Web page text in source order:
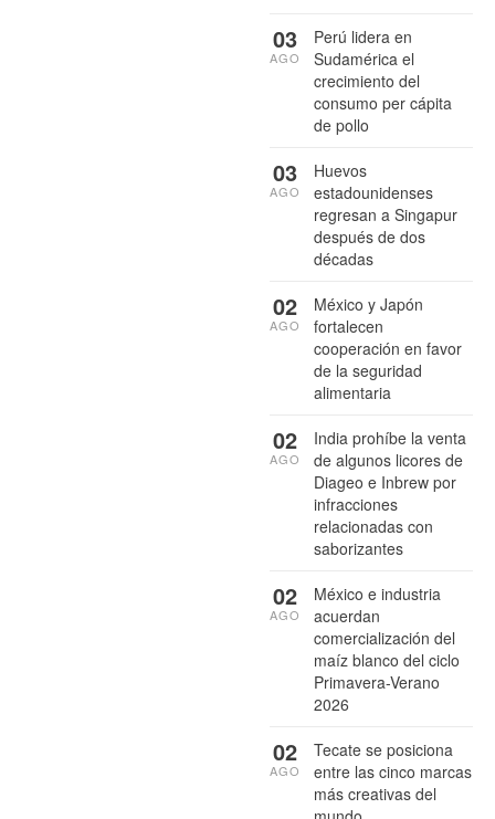
Perú lidera en
Sudamérica el
crecimiento del
consumo per cápita
de pollo
03
AGO
Huevos
estadounidenses
regresan a Singapur
después de dos
décadas
03
AGO
México y Japón
fortalecen
cooperación en favor
de la seguridad
alimentaria
02
AGO
India prohíbe la venta
de algunos licores de
Diageo e Inbrew por
infracciones
relacionadas con
saborizantes
02
AGO
México e industria
acuerdan
comercialización del
maíz blanco del ciclo
Primavera-Verano
2026
02
AGO
Tecate se posiciona
entre las cinco marcas
más creativas del
02
AGO